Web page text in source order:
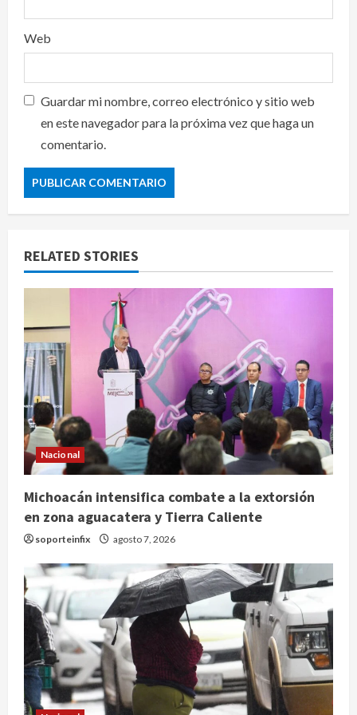
Web
Guardar mi nombre, correo electrónico y sitio web
en este navegador para la próxima vez que haga un
comentario.
RELATED STORIES
Nacional
Michoacán intensifica combate a la extorsión
en zona aguacatera y Tierra Caliente
soporteinfix agosto 7, 2026